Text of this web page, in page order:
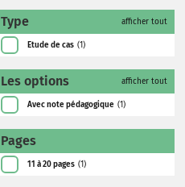
Type afficher tout
Etude de cas (1)
Les options afficher tout
Avec note pédagogique (1)
Pages
11 à 20 pages (1)